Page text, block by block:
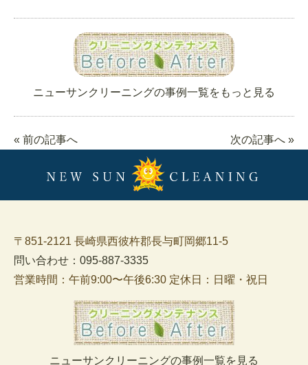
ニューサンクリーニングの事例一覧をもっと見る
« 前の記事へ 次の記事へ »
〒851-2121 長崎県西彼杵郡長与町岡郷11-5
問い合わせ：095-887-3335
営業時間：午前9:00〜午後6:30 定休日：日曜・祝日
ニューサンクリーニングの事例一覧を見る